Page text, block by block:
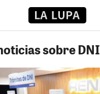
sobre DNI